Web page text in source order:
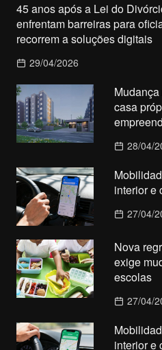
45 anos após a Lei do
enfrentam barreiras para
recorrem a soluções digitais
29/04/2026
casa
28/04/
interior e
27/04/
Nova
exige
escolas
27/04/
interior e